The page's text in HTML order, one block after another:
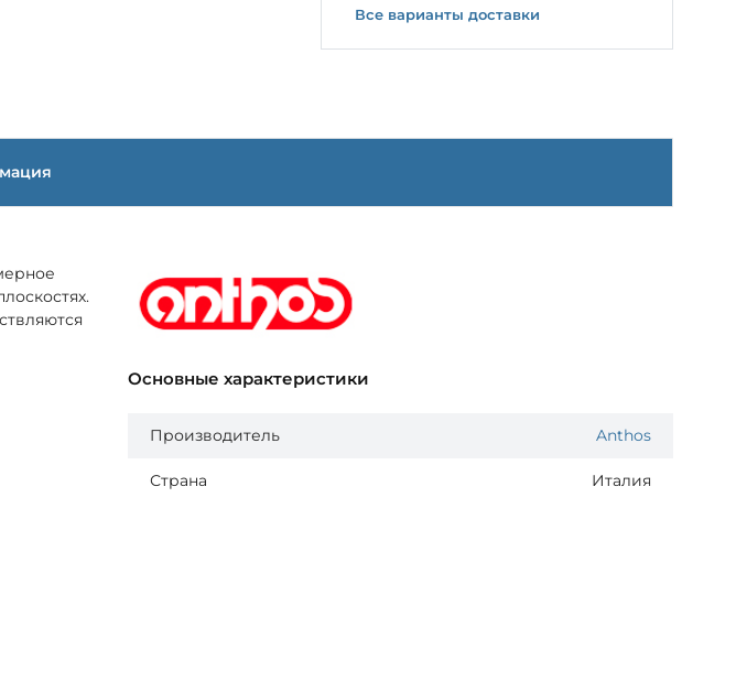
Все варианты доставки
Основные характеристики
Производитель Anthos
Страна Италия